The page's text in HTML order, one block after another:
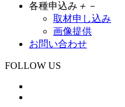
各種申込み ＋ －
取材申し込み
画像提供
お問い合わせ
FOLLOW US